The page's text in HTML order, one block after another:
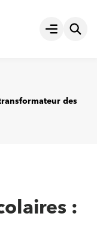
Ouvrir le
des
: